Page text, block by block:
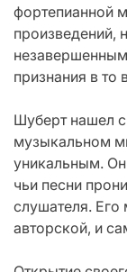
фортепианной
произведений,
признания в то
Шуберт нашел
музыкальном
уникальным.
чьи песни
слушателя.
авторской, и